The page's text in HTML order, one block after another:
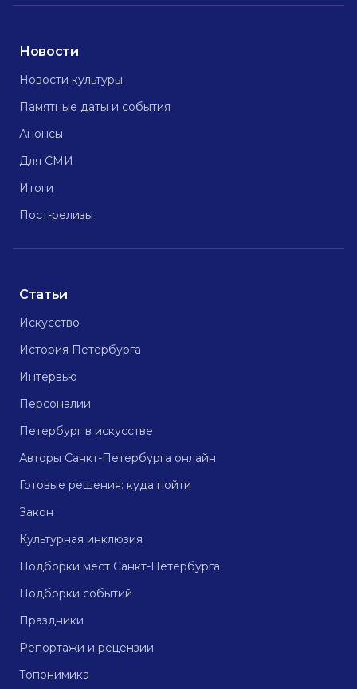
Новости
Новости культуры
Памятные даты и события
Анонсы
Для СМИ
Итоги
Пост-релизы
Статьи
Искусство
История Петербурга
Интервью
Персоналии
Петербург в искусстве
Авторы Санкт-Петербурга онлайн
Готовые решения: куда пойти
Закон
Культурная инклюзия
Подборки мест Санкт-Петербурга
Подборки событий
Праздники
Репортажи и рецензии
Топонимика